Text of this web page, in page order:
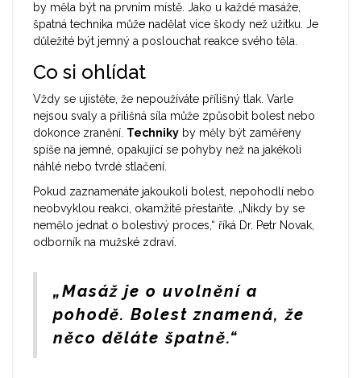
by měla být na prvním místě. Jako u každé masáže,
špatná technika může nadělat více škody než užitku. Je
důležité být jemný a poslouchat reakce svého těla.
Co si ohlídat
Vždy se ujistěte, že nepoužíváte přílišný tlak. Varle
nejsou svaly a přílišná síla může způsobit bolest nebo
dokonce zranění. Techniky by měly být zaměřeny
spíše na jemné, opakující se pohyby než na jakékoli
náhlé nebo tvrdé stlačení.
Pokud zaznamenáte jakoukoli bolest, nepohodlí nebo
neobvyklou reakci, okamžitě přestaňte. „Nikdy by se
nemělo jednat o bolestivý proces,“ říká Dr. Petr Novak,
odborník na mužské zdraví.
„Masáž je o uvolnění a
pohodě. Bolest znamená, že
něco děláte špatně.“